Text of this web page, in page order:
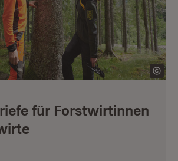
für Forstwirtinnen